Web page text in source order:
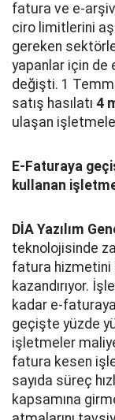
fatura ve e-
ciro limitlerini
gereken
yapanlar için de
değişti. 1
satış hasılatı 4
ulaşan
E-Faturaya
kullanan
DİA Yazılım
teknolojisinde
fatura hizmetini
kazandırıyor.
kadar e-
geçişte yüzde
işletmeler
fatura kesen
sayıda süreç
kapsamına